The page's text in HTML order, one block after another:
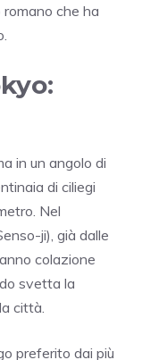
che ha
in un angolo di
di ciliegi
Nel
ji), già dalle
colazione
svetta la
città.
preferito dai più